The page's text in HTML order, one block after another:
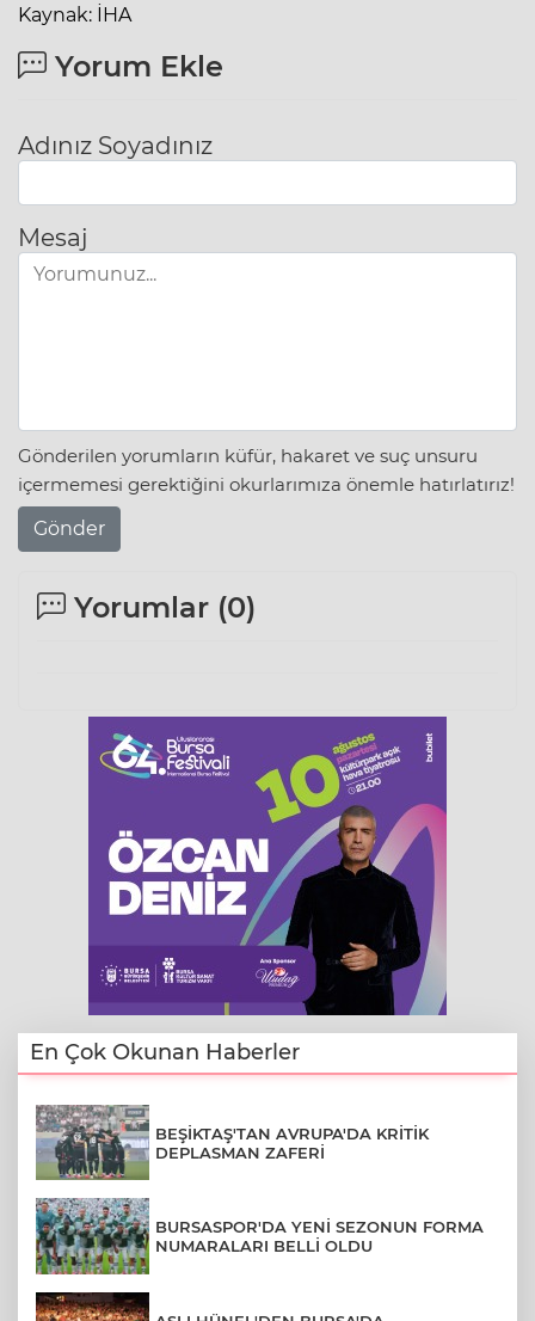
Kaynak: İHA
Yorum Ekle
Adınız Soyadınız
Mesaj
Gönderilen yorumların küfür, hakaret ve suç unsuru
içermemesi gerektiğini okurlarımıza önemle hatırlatırız!
Gönder
Yorumlar (0)
En Çok Okunan Haberler
BEŞİKTAŞ'TAN AVRUPA'DA KRİTİK
DEPLASMAN ZAFERİ
BURSASPOR'DA YENİ SEZONUN FORMA
NUMARALARI BELLİ OLDU